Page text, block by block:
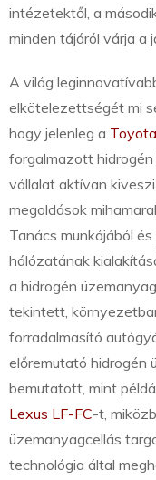
intézetektől, a
minden tájáról várja a
A világ
elkötelezettségét mi
hogy jelenleg a
forgalmazott
vállalat aktívan
megoldások
Tanács munkájából
hálózatának
a hidrogén
tekintett,
forradalmasító
előremutató hidrogén
bemutatott, mint
Lexus LF-FC-t,
üzemanyagcellás
technológia által